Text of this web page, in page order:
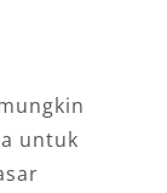
untuk